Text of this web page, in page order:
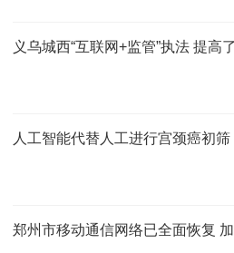
义乌城西“互联网+监管”执法 提高
人工智能代替人工进行宫颈癌初
郑州市移动通信网络已全面恢复